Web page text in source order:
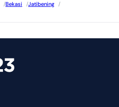
/Bekasi /Jatibening
/